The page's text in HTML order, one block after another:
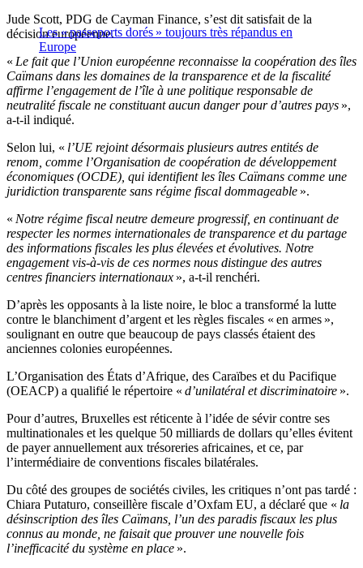
Les « passeports dorés » toujours très répandus en
Europe
Jude Scott, PDG de Cayman Finance, s’est dit satisfait de la
décision européenne.
« Le fait que l’Union européenne reconnaisse la coopération des îles
Caïmans dans les domaines de la transparence et de la fiscalité
affirme l’engagement de l’île à une politique responsable de
neutralité fiscale ne constituant aucun danger pour d’autres pays »,
a-t-il indiqué.
Selon lui, « l’UE rejoint désormais plusieurs autres entités de
renom, comme l’Organisation de coopération de développement
économiques (OCDE), qui identifient les îles Caïmans comme une
juridiction transparente sans régime fiscal dommageable ».
« Notre régime fiscal neutre demeure progressif, en continuant de
respecter les normes internationales de transparence et du partage
des informations fiscales les plus élevées et évolutives. Notre
engagement vis-à-vis de ces normes nous distingue des autres
centres financiers internationaux », a-t-il renchéri.
D’après les opposants à la liste noire, le bloc a transformé la lutte
contre le blanchiment d’argent et les règles fiscales « en armes »,
soulignant en outre que beaucoup de pays classés étaient des
anciennes colonies européennes.
L’Organisation des États d’Afrique, des Caraïbes et du Pacifique
(OEACP) a qualifié le répertoire « d’unilatéral et discriminatoire ».
Pour d’autres, Bruxelles est réticente à l’idée de sévir contre ses
multinationales et les quelque 50 milliards de dollars qu’elles évitent
de payer annuellement aux trésoreries africaines, et ce, par
l’intermédiaire de conventions fiscales bilatérales.
Du côté des groupes de sociétés civiles, les critiques n’ont pas tardé :
Chiara Putaturo, conseillère fiscale d’Oxfam EU, a déclaré que « la
désinscription des îles Caïmans, l’un des paradis fiscaux les plus
connus au monde, ne faisait que prouver une nouvelle fois
l’inefficacité du système en place ».